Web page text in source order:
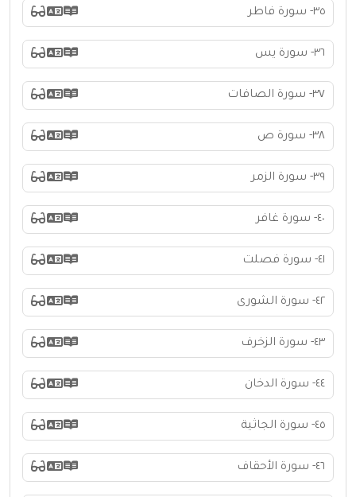
٣٥- سورة فاطر
٣٦- سورة يس
٣٧- سورة الصافات
٣٨- سورة ص
٣٩- سورة الزمر
٤٠- سورة غافر
٤١- سورة فصلت
٤٢- سورة الشورى
٤٣- سورة الزخرف
٤٤- سورة الدخان
٤٥- سورة الجاثية
٤٦- سورة الأحقاف